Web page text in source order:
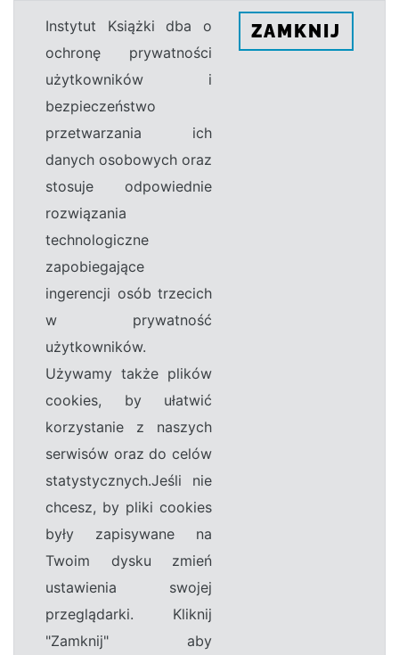
Instytut Książki dba o
ochronę prywatności
użytkowników i
bezpieczeństwo
przetwarzania ich
danych osobowych oraz
stosuje odpowiednie
rozwiązania
technologiczne
zapobiegające
ingerencji osób trzecich
w prywatność
użytkowników.
Używamy także plików
cookies, by ułatwić
korzystanie z naszych
serwisów oraz do celów
statystycznych.Jeśli nie
chcesz, by pliki cookies
były zapisywane na
Twoim dysku zmień
ustawienia swojej
przeglądarki. Kliknij
"Zamknij" aby
ZAMKNIJ